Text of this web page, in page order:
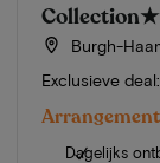
Collection
Burgh-
Exclusieve
Arrangement
Dagelijks